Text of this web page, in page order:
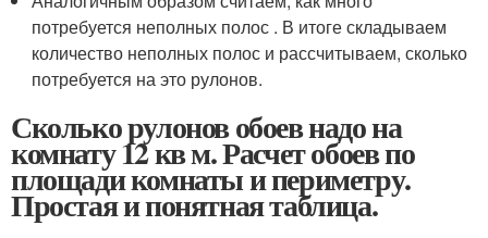
потребуется неполных полос . В итоге складываем
количество неполных полос и рассчитываем, сколько
потребуется на это рулонов.
Сколько рулонов обоев надо на
комнату 12 кв м. Расчет обоев по
площади комнаты и периметру.
Простая и понятная таблица.